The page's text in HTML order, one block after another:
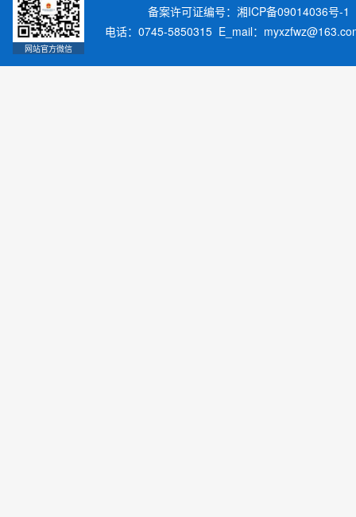
网站官方微信
备案许可证编号：湘ICP备09014036号-1
电话：0745-5850315 E_mail：